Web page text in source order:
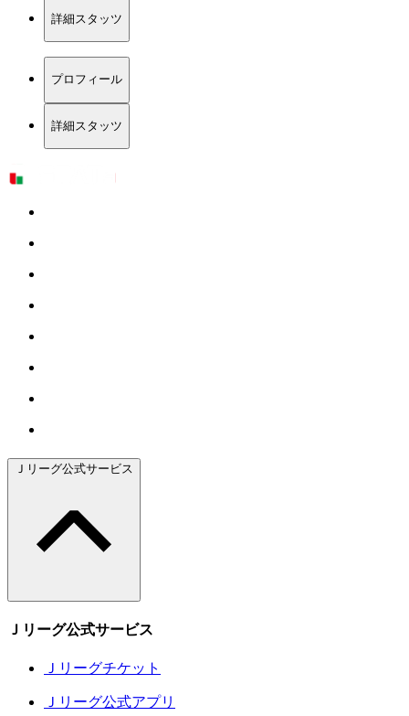
詳細スタッツ
プロフィール
詳細スタッツ
Ｊリーグ公式サービス
Ｊリーグ公式サービス
Ｊリーグチケット
Ｊリーグ公式アプリ